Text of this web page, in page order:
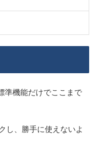
準機能だけでここまで
し、勝手に使えないよ